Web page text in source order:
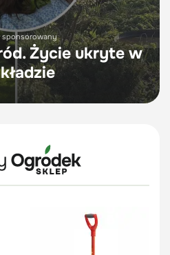
sponsorowany
Życie ukryte w